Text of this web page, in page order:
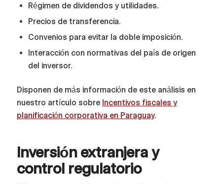
Régimen de dividendos y utilidades.
Precios de transferencia.
Convenios para evitar la doble imposición.
Interacción con normativas del país de origen
del inversor.
Disponen de más información de este análisis en
nuestro artículo sobre Incentivos fiscales y
planificación corporativa en Paraguay.
Inversión extranjera y
control regulatorio